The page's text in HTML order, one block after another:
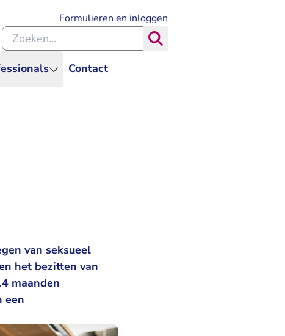
Contact
Formulieren en inloggen
Zoeken binnen de Rechtspraak
van seksueel
het bezitten van
maanden
een